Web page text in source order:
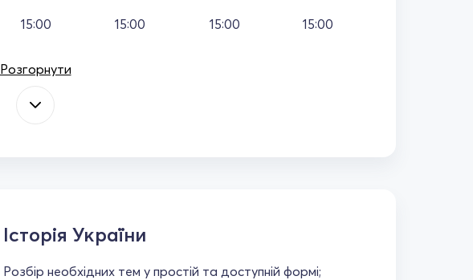
15:00 15:00 15:00 15:00
Розгорнути
Історія України
Розбір необхідних тем у простій та доступній формі;